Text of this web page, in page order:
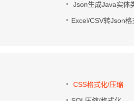
Json生成Java实体
Excel/CSV转Json格
CSS格式化/压缩